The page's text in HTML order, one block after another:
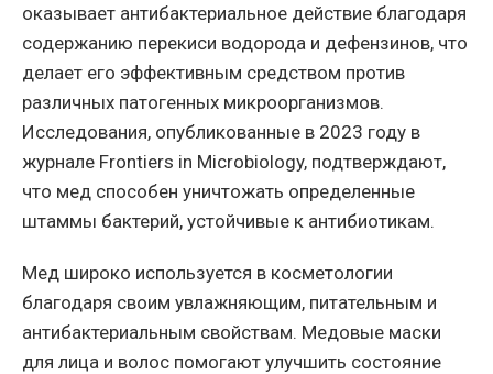
оказывает антибактериальное действие благодаря
содержанию перекиси водорода и дефензинов, что
делает его эффективным средством против
различных патогенных микроорганизмов.
Исследования, опубликованные в 2023 году в
журнале Frontiers in Microbiology, подтверждают,
что мед способен уничтожать определенные
штаммы бактерий, устойчивые к антибиотикам.
Мед широко используется в косметологии
благодаря своим увлажняющим, питательным и
антибактериальным свойствам. Медовые маски
для лица и волос помогают улучшить состояние